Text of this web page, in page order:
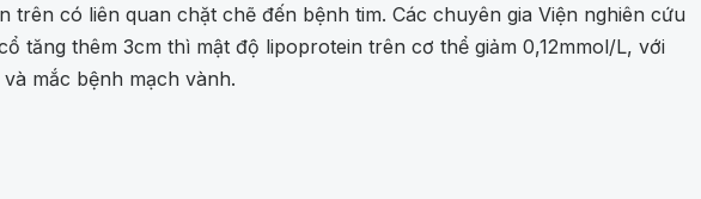
có liên quan chặt chẽ đến bệnh tim. Các chuyên gia Viện nghiên cứu
tăng thêm 3cm thì mật độ lipoprotein trên cơ thể giảm 0,12mmol/L, với
mắc bệnh mạch vành.